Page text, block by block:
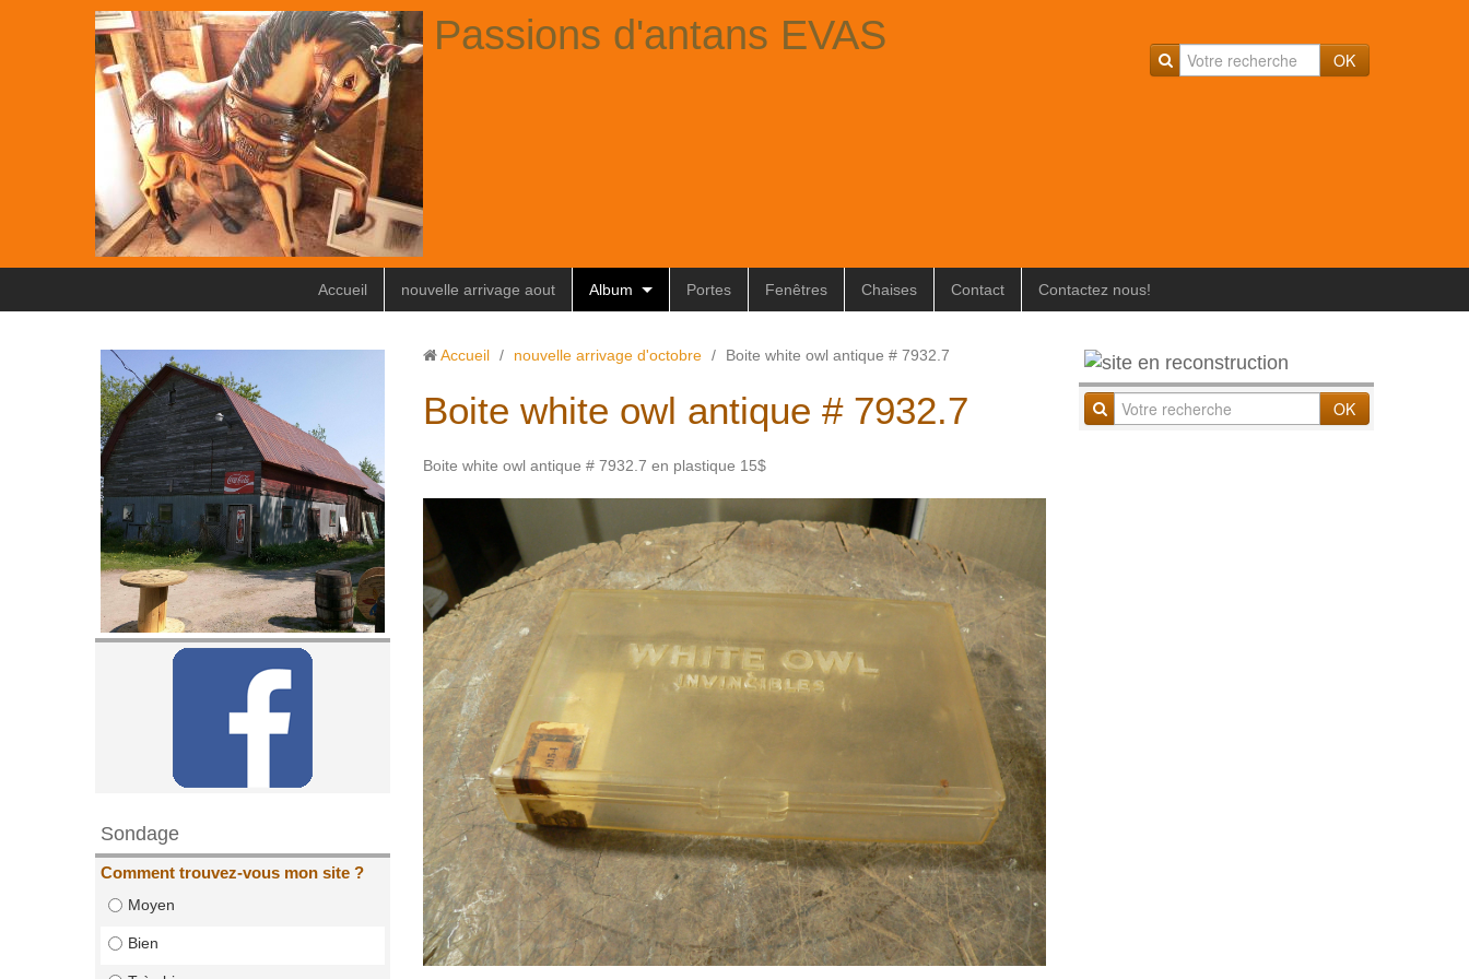
OK
Passions d'antans EVAS
Accueil nouvelle arrivage aout Album Portes Fenêtres Chaises Contact Contactez nous!
Sondage
Comment trouvez-vous mon site ?
Moyen
Bien
Accueil / nouvelle arrivage d'octobre / Boite white owl antique # 7932.7
Boite white owl antique # 7932.7
Boite white owl antique # 7932.7 en plastique 15$
OK